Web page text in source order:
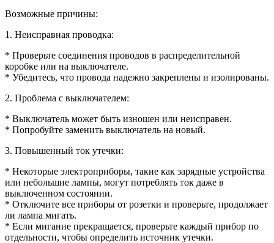
Возможные причины:
1. Неисправная проводка:
* Проверьте соединения проводов в распределительной
коробке или на выключателе.
* Убедитесь, что провода надежно закреплены и изолированы.
2. Проблема с выключателем:
* Выключатель может быть изношен или неисправен.
* Попробуйте заменить выключатель на новый.
3. Повышенный ток утечки:
* Некоторые электроприборы, такие как зарядные устройства
или небольшие лампы, могут потреблять ток даже в
выключенном состоянии.
* Отключите все приборы от розетки и проверьте, продолжает
ли лампа мигать.
* Если мигание прекращается, проверьте каждый прибор по
отдельности, чтобы определить источник утечки.